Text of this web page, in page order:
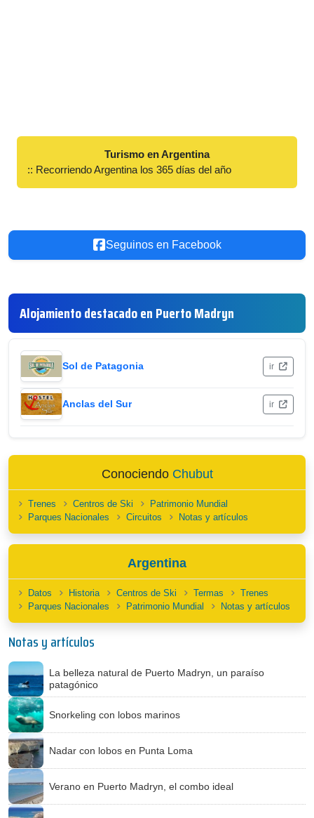
Turismo en Argentina
:: Recorriendo Argentina los 365 días del año
Seguinos en Facebook
Alojamiento destacado en Puerto Madryn
Sol de Patagonia ir
Anclas del Sur ir
Conociendo Chubut
Trenes Centros de Ski
Patrimonio Mundial
Parques Nacionales
Circuitos Notas y artículos
Argentina
Datos Historia Centros de Ski Termas
Trenes
Parques Nacionales
Patrimonio Mundial Notas y artículos
Notas y artículos
La belleza natural de Puerto Madryn, un paraíso
patagónico
Snorkeling con lobos marinos
Nadar con lobos en Punta Loma
Verano en Puerto Madryn, el combo ideal